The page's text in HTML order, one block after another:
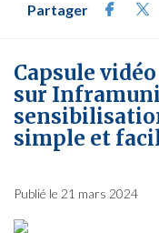
Partager
Capsule
sur
simple et
Publié le 21 mars 2024